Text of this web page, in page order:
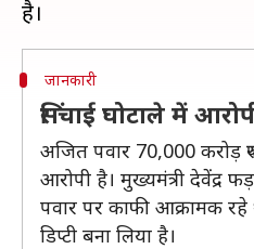
जानकारी
सिंचाई घोटाले में
अजित पवार 70,000 करोड़
आरोपी है। मुख्यमंत्री देवेंद्र
पवार पर काफी आक्रामक
डिप्टी बना लिया है।